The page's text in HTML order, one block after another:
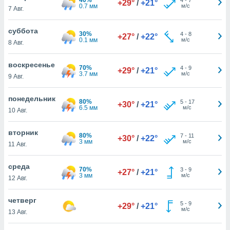
действия
рекламу
нашей
cookie
cookie
в
нашего
7 Авг.
0.7 мм
+29° / +21°
м/с
суббота
8 Авг.
30%
0.1 мм
+27° / +22° 4- 8
м/с
воскресенье
9 Авг.
70%
3.7 мм
+29° / +21° 4- 9
м/с
понедельник
10 Авг.
80%
6.5 мм
+30° / +21° 5- 17
м/с
вторник
11 Авг.
80%
3 мм
+30° / +22° 7- 11
м/с
среда
12 Авг.
70%
3 мм
+27° / +21° 3- 9
м/с
четверг
13 Авг.
+29° / +21° 5- 9
м/с